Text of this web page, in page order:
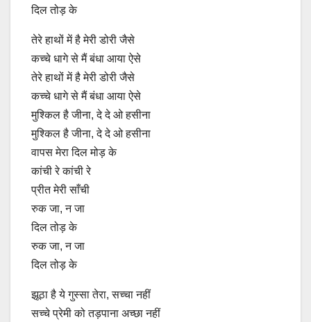
दिल तोड़ के
तेरे हाथों में है मेरी डोरी जैसे
कच्चे धागे से मैं बंधा आया ऐसे
तेरे हाथों में है मेरी डोरी जैसे
कच्चे धागे से मैं बंधा आया ऐसे
मुश्किल है जीना, दे दे ओ हसीना
मुश्किल है जीना, दे दे ओ हसीना
वापस मेरा दिल मोड़ के
कांची रे कांची रे
प्रीत मेरी साँची
रुक जा, न जा
दिल तोड़ के
रुक जा, न जा
दिल तोड़ के
झूठा है ये गुस्सा तेरा, सच्चा नहीं
सच्चे प्रेमी को तड़पाना अच्छा नहीं